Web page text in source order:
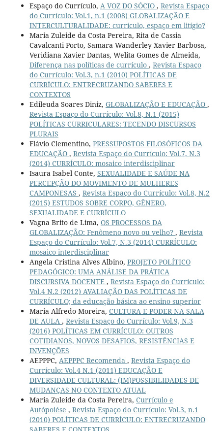
Espaço do Currículo, A VOZ DO SÓCIO , Revista Espaço
do Currículo: Vol.1, n.1 (2008) GLOBALIZAÇÃO E
INTERCULTURALIDADE: currículo, espaço em litígio?
Maria Zuleide da Costa Pereira, Rita de Cassia
Cavalcanti Porto, Samara Wanderley Xavier Barbosa,
Veridiana Xavier Dantas, Welita Gomes de Almeida,
Diferença nas políticas de currículo , Revista Espaço
do Currículo: Vol.3, n.1 (2010) POLÍTICAS DE
CURRÍCULO: ENTRECRUZANDO SABERES E
CONTEXTOS
Edileuda Soares Diniz, GLOBALIZAÇÃO E EDUCAÇÃO ,
Revista Espaço do Currículo: Vol.8, N.1 (2015)
POLÍTICAS CURRICULARES: TECENDO DISCURSOS
PLURAIS
Flávio Clementino, PRESSUPOSTOS FILOSÓFICOS DA
EDUCAÇÃO , Revista Espaço do Currículo: Vol.7, N.3
(2014) CURRÍCULO: mosaico interdisciplinar
Isaura Isabel Conte, SEXUALIDADE E SAÚDE NA
PERCEPÇÃO DO MOVIMENTO DE MULHERES
CAMPONESAS , Revista Espaço do Currículo: Vol.8, N.2
(2015) ESTUDOS SOBRE CORPO, GÊNERO,
SEXUALIDADE E CURRÍCULO
Vagna Brito de Lima, OS PROCESSOS DA
GLOBALIZAÇÃO: Fenômeno novo ou velho? , Revista
Espaço do Currículo: Vol.7, N.3 (2014) CURRÍCULO:
mosaico interdisciplinar
Angela Cristina Alves Albino, PROJETO POLÍTICO
PEDAGÓGICO: UMA ANÁLISE DA PRÁTICA
DISCURSIVA DOCENTE , Revista Espaço do Currículo:
Vol.4 N.2 (2012) AVALIAÇÃO DAS POLÍTICAS DE
CURRÍCULO; da educação básica ao ensino superior
Maria Alfredo Moreira, CULTURA E PODER NA SALA
DE AULA , Revista Espaço do Currículo: Vol.9, N.3
(2016) POLÍTICAS EM CURRÍCULO: OUTROS
COTIDIANOS, NOVOS DESAFIOS, RESISTÊNCIAS E
INVENÇÕES
AEPPPC, AEPPPC Recomenda , Revista Espaço do
Currículo: Vol.4 N.1 (2011) EDUCAÇÃO E
DIVERSIDADE CULTURAL: (IM)POSSIBILIDADES DE
MUDANÇAS NO CONTEXTO ATUAL
Maria Zuleide da Costa Pereira, Currículo e
Autópoiése , Revista Espaço do Currículo: Vol.3, n.1
(2010) POLÍTICAS DE CURRÍCULO: ENTRECRUZANDO